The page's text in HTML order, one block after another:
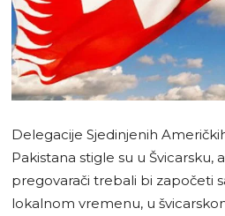
Delegacije Sjedinjenih
Pakistana stigle su u Švicarsku,
pregovarači trebali bi započeti
lokalnom vremenu, u